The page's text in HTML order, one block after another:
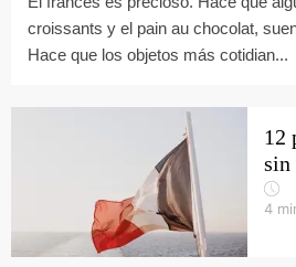
croissants y el pain au chocolat,
Hace que los objetos más cotidian...
12
sin
4